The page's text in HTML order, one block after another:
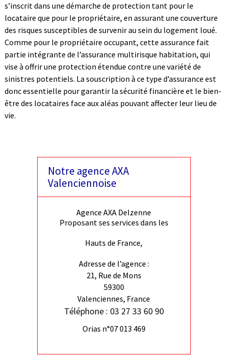
s’inscrit dans une démarche de protection tant pour le
locataire que pour le propriétaire, en assurant une couverture
des risques susceptibles de survenir au sein du logement loué.
Comme pour le propriétaire occupant, cette assurance fait
partie intégrante de l’assurance multirisque habitation, qui
vise à offrir une protection étendue contre une variété de
sinistres potentiels. La souscription à ce type d’assurance est
donc essentielle pour garantir la sécurité financière et le bien-
être des locataires face aux aléas pouvant affecter leur lieu de
vie.
Notre agence AXA
Valenciennoise
Agence AXA Delzenne
Proposant ses services dans les
Hauts de France,
Adresse de l’agence :
21, Rue de Mons
59300
Valenciennes, France
Téléphone : 03 27 33 60 90
Orias n°07 013 469